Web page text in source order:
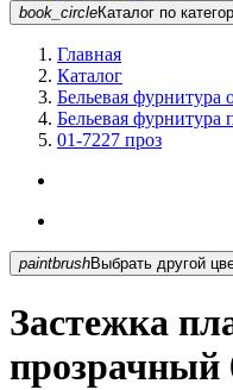
book_circleКаталог по
Главная
Каталог
Бельевая фурнитура
Бельевая фурнитура
01-7227 проз
paintbrush Выбрать
Застежка
прозрачный